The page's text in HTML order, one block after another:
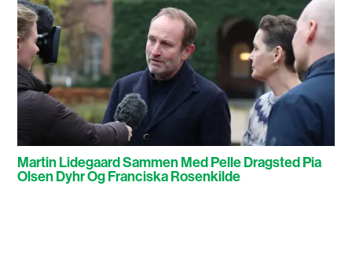
Martin Lidegaard Sammen Med Pelle Dragsted Pia
Olsen Dyhr Og Franciska Rosenkilde